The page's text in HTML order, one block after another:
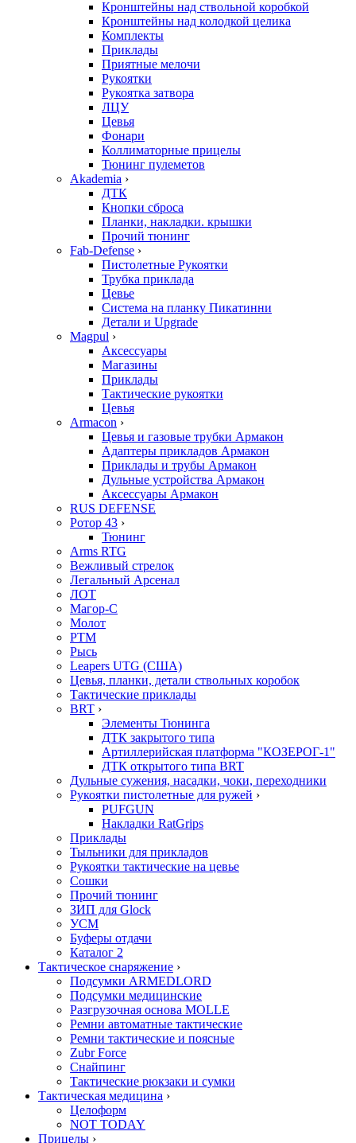
Кронштейны над ствольной коробкой
Кронштейны над колодкой целика
Комплекты
Приклады
Приятные мелочи
Рукоятки
Рукоятка затвора
ЛЦУ
Цевья
Фонари
Коллиматорные прицелы
Тюнинг пулеметов
Akademia ›
ДТК
Кнопки сброса
Планки, накладки. крышки
Прочий тюнинг
Fab-Defense ›
Пистолетные Рукоятки
Трубка приклада
Цевье
Система на планку Пикатинни
Детали и Upgrade
Magpul ›
Аксессуары
Магазины
Приклады
Тактические рукоятки
Цевья
Armacon ›
Цевья и газовые трубки Армакон
Адаптеры прикладов Армакон
Приклады и трубы Армакон
Дульные устройства Армакон
Аксессуары Армакон
RUS DEFENSE
Ротор 43 ›
Тюнинг
Arms RTG
Вежливый стрелок
Легальный Арсенал
ЛОТ
Магор-С
Молот
РТМ
Рысь
Leapers UTG (США)
Цевья, планки, детали ствольных коробок
Тактические приклады
BRT ›
Элементы Тюнинга
ДТК закрытого типа
Артиллерийская платформа "КОЗЕРОГ-1"
ДТК открытого типа BRT
Дульные сужения, насадки, чоки, переходники
Рукоятки пистолетные для ружей ›
PUFGUN
Накладки RatGrips
Приклады
Тыльники для прикладов
Рукоятки тактические на цевье
Сошки
Прочий тюнинг
ЗИП для Glock
УСМ
Буферы отдачи
Каталог 2
Тактическое снаряжение ›
Подсумки ARMEDLORD
Подсумки медицинские
Разгрузочная основа MOLLE
Ремни автоматные тактические
Ремни тактические и поясные
Zubr Force
Снайпинг
Тактические рюкзаки и сумки
Тактическая медицина ›
Целоформ
NOT TODAY
Прицелы ›